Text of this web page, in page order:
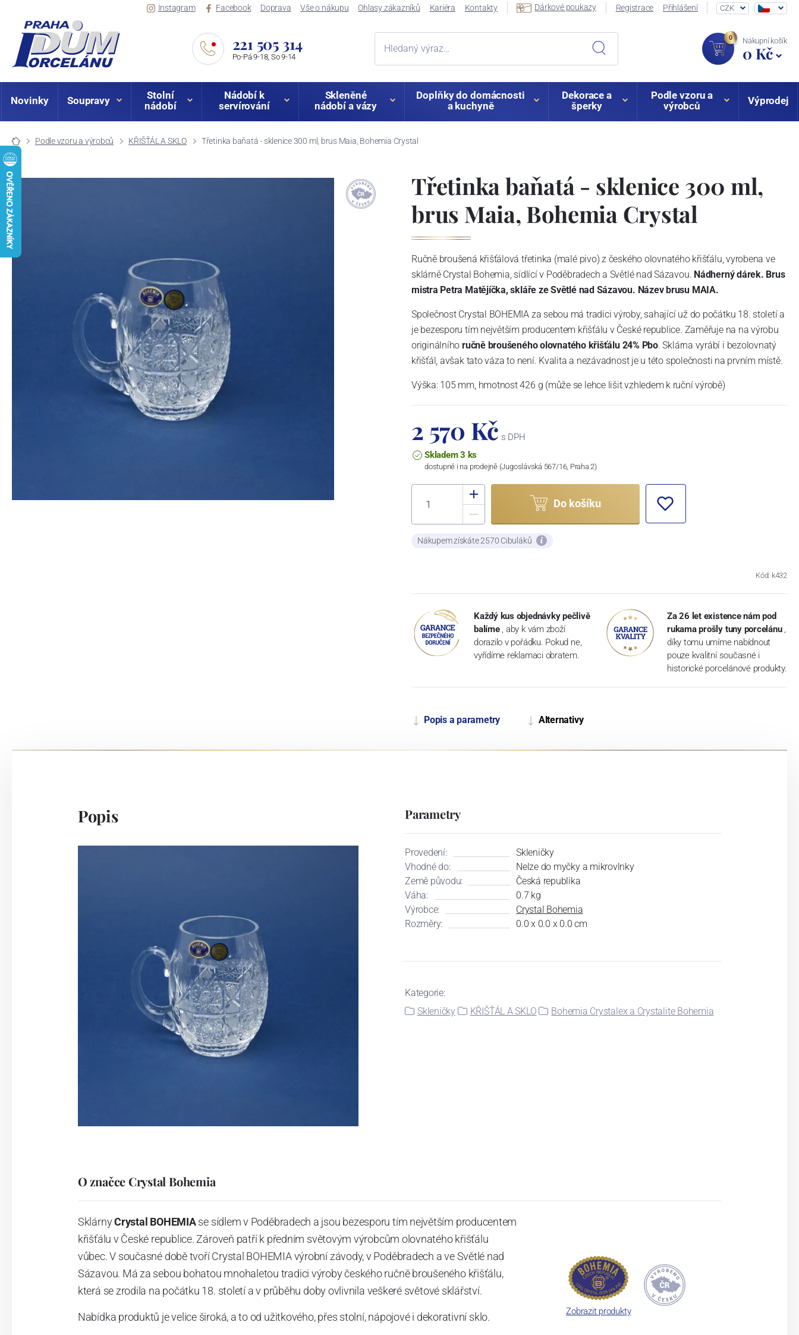
Instagram Facebook Doprava Vše o nákupu Ohlasy zákazníků Kariéra Kontakty Dárkové poukazy Registrace Přihlášení CZK
221 505 314
Po-Pá 9-18, So 9-14
0 Nákupní košík
0 Kč
Novinky Soupravy
Stolní
nádobí
Nádobí k
servírování
Skleněné
nádobí a vázy
Doplňky do domácnosti
a kuchyně
Dekorace a
šperky
Podle vzoru a
výrobců
Výprodej
Podle vzoru a výrobců KŘIŠŤÁL A SKLO Třetinka baňatá - sklenice 300 ml, brus Maia, Bohemia Crystal
Třetinka baňatá - sklenice 300 ml,
brus Maia, Bohemia Crystal
Ručně broušená křišťálová třetinka (malé pivo) z českého olovnatého křišťálu, vyrobena ve
sklárně Crystal Bohemia, sídlící v Poděbradech a Světlé nad Sázavou. Nádherný dárek. Brus
mistra Petra Matějíčka, skláře ze Světlé nad Sázavou. Název brusu MAIA.
Společnost Crystal BOHEMIA za sebou má tradici výroby, sahající už do počátku 18. století a
je bezesporu tím největším producentem křišťálu v České republice. Zaměřuje na na výrobu
originálního ručně broušeného olovnatého křišťálu 24% Pbo. Sklárna vyrábí i bezolovnatý
křišťál, avšak tato váza to není. Kvalita a nezávadnost je u této společnosti na prvním místě.
Výška: 105 mm, hmotnost 426 g (může se lehce lišit vzhledem k ruční výrobě)
2 570 Kč s DPH
Skladem 3 ks
dostupné i na prodejně (Jugoslávská 567/16, Praha 2)
Do košíku
Nákupem získáte 2570 Cibuláků
Kód: k432
Každý kus objednávky pečlivě
balíme , aby k vám zboží
dorazilo v pořádku. Pokud ne,
vyřídíme reklamaci obratem.
Za 26 let existence nám pod
rukama prošly tuny porcelánu ,
díky tomu umíme nabídnout
pouze kvalitní současné i
historické porcelánové produkty.
Popis a parametry Alternativy
Popis Parametry
Provedení:
Skleničky
Vhodné do:
Nelze do myčky a mikrovlnky
Země původu:
Česká republika
Váha:
0.7 kg
Výrobce:
Crystal Bohemia
Rozměry:
0.0 x 0.0 x 0.0 cm
Kategorie:
Skleničky
KŘIŠŤÁL A SKLO Bohemia Crystalex a Crystalite Bohemia
O značce Crystal Bohemia
SklárnyCrystal BOHEMIAse sídlem v Poděbradech a jsou bezesporu tím největším producentem
křišťálu v České republice. Zároveň patří k předním světovým výrobcům olovnatého křišťálu
vůbec. V současné době tvoří Crystal BOHEMIA výrobní závody, v Poděbradech a ve Světlé nad
Sázavou. Má za sebou bohatou mnohaletou tradici výroby českého ručně broušeného křišťálu,
která se zrodila na počátku 18. století a v průběhu doby ovlivnila veškeré světové sklářství.
Nabídka produktů je velice široká, a to od užitkového, přes stolní, nápojové i dekorativní sklo. Zobrazit produkty